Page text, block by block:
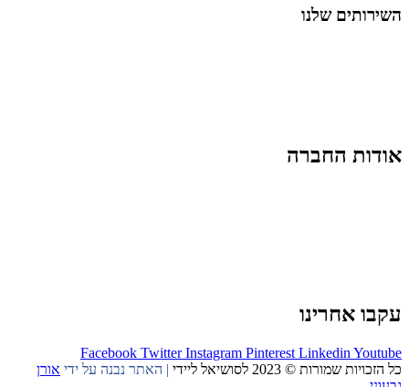
השירותים שלנו
אודות החברה
עקבו אחרינו
Facebook Twitter Instagram Pinterest Linkedin Youtube
כל הזכויות שמורות © 2023 לסושיאל ליידי
| האתר נבנה על ידי אורן